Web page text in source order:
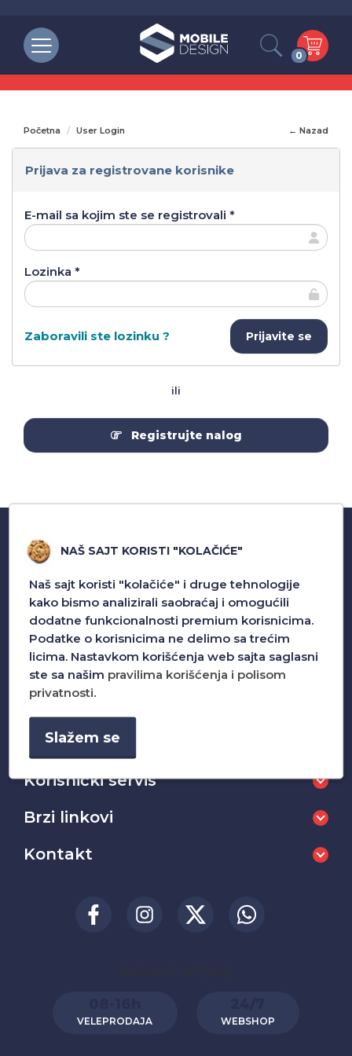
0
Početna User Login ← Nazad
Prijava za registrovane korisnike
E-mail sa kojim ste se registrovali *
Lozinka *
Zaboravili ste lozinku ?
ili
Registrujte nalog
S Mobile Design bavi se uvozom i veleprodajom
pratece opreme za mobilne telefone.
Korisnički servis
Brzi linkovi
Kontakt
RADNO VREME:
VELEPRODAJA WEBSHOP
NAŠ SAJT KORISTI "KOLAČIĆE"
Naš sajt koristi "kolačiće" i druge tehnologije
kako bismo analizirali saobraćaj i omogućili
dodatne funkcionalnosti premium korisnicima.
Podatke o korisnicima ne delimo sa trećim
licima. Nastavkom korišćenja web sajta saglasni
ste sa našim pravilima korišćenja i polisom
privatnosti.
Slažem se